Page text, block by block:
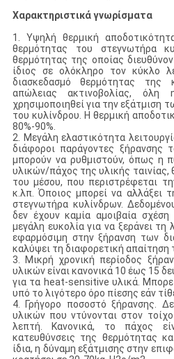
Χαρακτηριστικά γνωρίσματα
1. Υψηλή θερμική
θερμότητας του στεγνωτήρα
θερμότητας της οποίας
ίδιος σε ολόκληρο τον κύκλο
διασκεδασμό θερμότητας
απώλειας ακτινοβολίας,
χρησιμοποιηθεί για την εξάτμιση
του κυλίνδρου. Η θερμική
80%-90%.
2. Μεγάλη ελαστικότητα
διάφοροι παράγοντες ξήρανσης
μπορούν να ρυθμιστούν, όπως η
υλικών/πάχος της υλικής ταινίας,
του μέσου, που περιστρέφεται
κ.λπ. Όποιος μπορεί να αλλάξει
στεγνωτήρα κυλίνδρων.
δεν έχουν καμία αμοιβαία
μεγάλη ευκολία για να ξεράνει τη
εφαρμόσιμη στην ξήρανση των
καλύψει τη διαφορετική απαίτηση
3. Μικρή χρονική περίοδος
υλικών είναι κανονικά 10 έως 15
για τα heat-sensitive υλικά.
υπό το λιγότερο όρο πίεσης εάν
4. Γρήγορο ποσοστό ξήρανσης.
υλικών που ντύνονται στον
λεπτή. Κανονικά, το πάχος
κατευθύνσεις της θερμότητας
ίδια, η δύναμη εξάτμισης στην